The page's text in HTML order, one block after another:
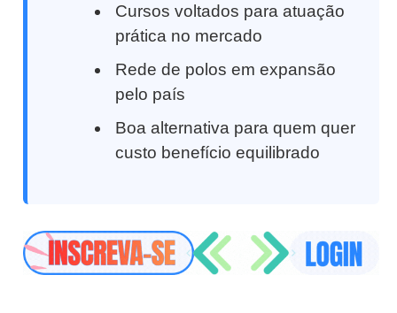
Cursos voltados para atuação
prática no mercado
Rede de polos em expansão
pelo país
Boa alternativa para quem quer
custo benefício equilibrado